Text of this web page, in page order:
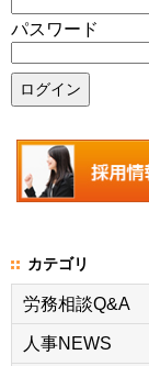
パスワード
カテゴリ
労務相談Q&A
人事NEWS